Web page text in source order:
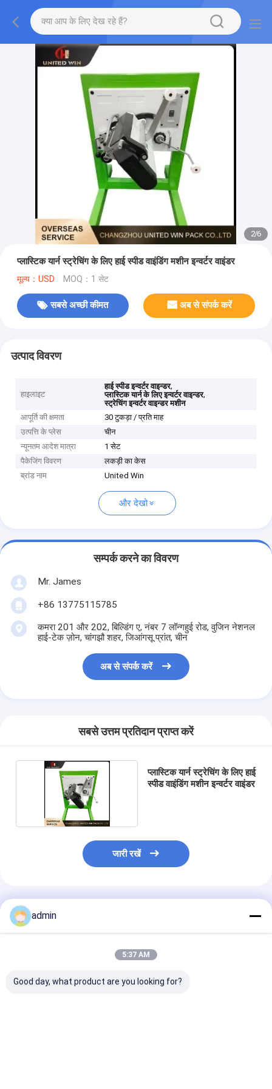
2/6
प्लास्टिक यार्न स्ट्रेचिंग के लिए हाई स्पीड वाइंडिंग मशीन इन्वर्टर वाइंडर
मूल्य：USD MOQ：1 सेट
सबसे अच्छी कीमत अब से संपर्क करें
उत्पाद विवरण
हाइलाइट
हाई स्पीड इन्वर्टर वाइन्डर,
प्लास्टिक यार्न के लिए इन्वर्टर वाइन्डर,
स्ट्रेचिंग इन्वर्टर वाइन्डर मशीन
आपूर्ति की क्षमता
30 टुकड़ा / प्रति माह
उत्पत्ति के प्लेस
चीन
न्यूनतम आदेश मात्रा
1 सेट
पैकेजिंग विवरण
लकड़ी का केस
ब्रांड नाम
United Win
और देखो
सम्पर्क करने का विवरण
Mr. James
+86 13775115785
कमरा 201 और 202, बिल्डिंग ए, नंबर 7 लॉन्गहुई रोड, वुजिन नेशनल
हाई-टेक ज़ोन, चांगझौ शहर, जिआंगसू प्रांत, चीन
अब से संपर्क करें
सबसे उत्तम प्रतिदान प्राप्त करें
प्लास्टिक यार्न स्ट्रेचिंग के लिए हाई
स्पीड वाइंडिंग मशीन इन्वर्टर वाइंडर
जारी रखें
अनुशंसित उत्पाद
admin
5:37 AM
Good day, what product are you looking for?